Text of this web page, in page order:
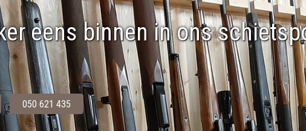
eens binnen in ons
050 621 435